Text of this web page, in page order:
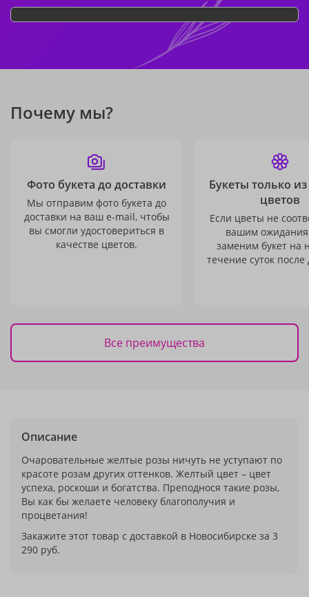
Почему мы?
Фото букета до доставки
Мы отправим фото букета до
доставки на ваш e-mail, чтобы
вы смогли удостовериться в
качестве цветов.
Букеты только
цветов
Если цветы не
вашим
заменим букет на
течение суток после
Все преимущества
Описание
Очаровательные желтые розы ничуть не уступают по
красоте розам других оттенков. Желтый цвет – цвет
успеха, роскоши и богатства. Преподнося такие розы,
Вы как бы желаете человеку благополучия и
процветания!
Закажите этот товар с доставкой в Новосибирске за 3
290 руб.